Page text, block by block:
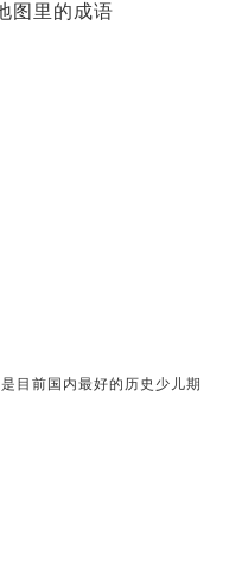
图里的成语
目前国内最好的历史少儿期